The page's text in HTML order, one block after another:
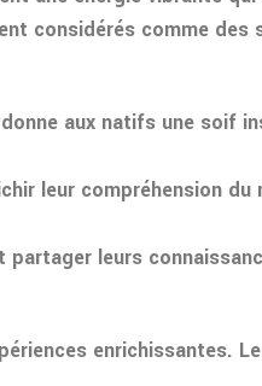
considérés comme des
aux natifs une soif
leur compréhension
leurs
enrichissantes.